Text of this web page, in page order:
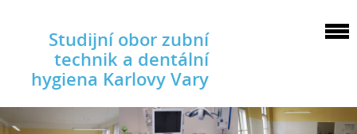
Studijní obor zubní
technik a dentální
hygiena Karlovy Vary